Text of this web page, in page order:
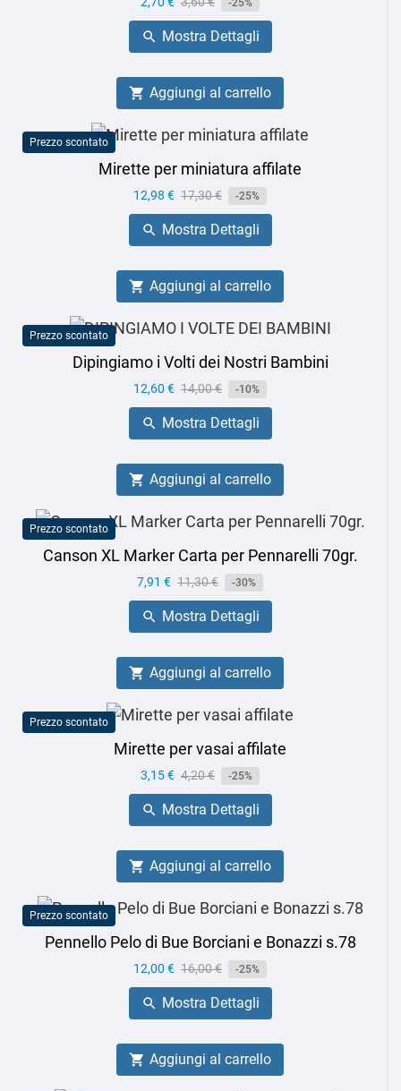
base
-25%
 Mostra Dettagli
 Aggiungi al carrello
Prezzo scontato
Mirette per miniatura affilate
Prezzo
12,98 € Prezzo
base
17,30 € -25%
 Mostra Dettagli
 Aggiungi al carrello
Prezzo scontato
Dipingiamo i Volti dei Nostri Bambini
Prezzo
12,60 € Prezzo
base
14,00 € -10%
 Mostra Dettagli
 Aggiungi al carrello
Prezzo scontato
Canson XL Marker Carta per Pennarelli 70gr.
Prezzo
7,91 € Prezzo
base
11,30 € -30%
 Mostra Dettagli
 Aggiungi al carrello
Prezzo scontato
Mirette per vasai affilate
Prezzo
3,15 € Prezzo
base
4,20 € -25%
 Mostra Dettagli
 Aggiungi al carrello
Prezzo scontato
Pennello Pelo di Bue Borciani e Bonazzi s.78
Prezzo
12,00 € Prezzo
base
16,00 € -25%
 Mostra Dettagli
 Aggiungi al carrello